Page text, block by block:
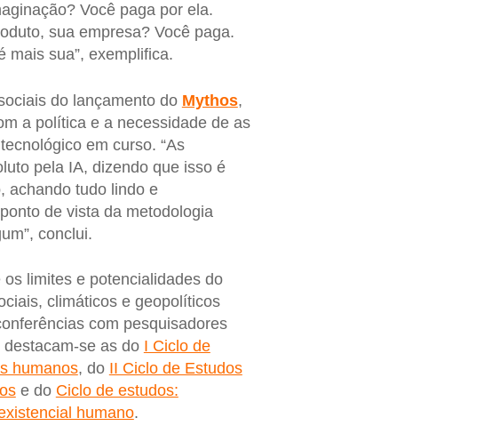
Você paga por ela.
sua empresa? Você paga.
mais sua”, exemplifica.
do lançamento do Mythos,
a política e a necessidade de as
em curso. “As
pela IA, dizendo que isso é
achando tudo lindo e
de vista da metodologia
conclui.
limites e potencialidades do
climáticos e geopolíticos
com pesquisadores
se as do I Ciclo de
humanos, do II Ciclo de Estudos
e do Ciclo de estudos:
humano.